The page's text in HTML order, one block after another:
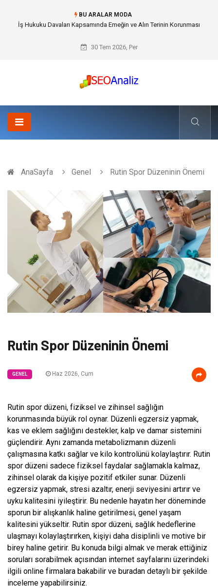
BU ARALAR MODA
Best Security Software (En İyi Güvenlik Yazılımı) ile Uzaktan Çalışmada
30 Tem 2026, Per
AnaSayfa Genel Rutin Spor Düzeninin Önemi
Rutin Spor Düzeninin Önemi
GENEL Haz 2026, Cum
Rutin spor düzeni, fiziksel ve zihinsel sağlığın
korunmasında büyük rol oynar. Düzenli egzersiz yapmak,
kas ve eklem sağlığını destekler, kalp ve damar sistemini
güçlendirir. Aynı zamanda metabolizmanın düzenli
çalışmasına katkı sağlar ve kilo kontrolünü kolaylaştırır. Rutin
spor düzeni sadece fiziksel faydalar sağlamakla kalmaz,
zihinsel olarak da kişiye pozitif etkiler sunar. Düzenli
egzersiz yapmak, stresi azaltır, enerji seviyesini artırır ve
uyku kalitesini iyileştirir. Bu nedenle hayatın her döneminde
sporun bir alışkanlık haline getirilmesi, genel yaşam
kalitesini yükseltir. Rutin spor düzeni, sağlık hedeflerine
ulaşmayı kolaylaştırırken, kişiyi daha disiplinli ve motive bir
birey haline getirir. Bu konuda bilgi almak ve merak ettiğiniz
soruları sorabilmek açısından internet sayfalarını üzerindeki
ilgili online firmalara bakabilir ve buradan detaylı bir şekilde
inceleme yapabilirsiniz.